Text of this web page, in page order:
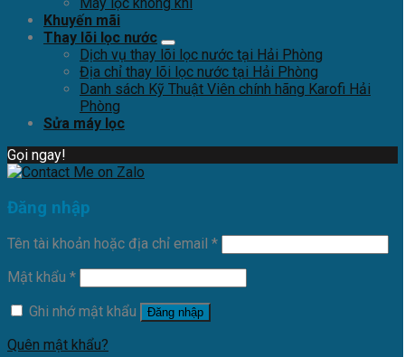
Khuyến mãi
Thay lõi lọc nước
Dịch vụ thay lõi lọc nước tại Hải Phòng
Địa chỉ thay lõi lọc nước tại Hải Phòng
Danh sách Kỹ Thuật Viên chính hãng Karofi Hải
Phòng
Sửa máy lọc
Gọi ngay!
Đăng nhập
Tên tài khoản hoặc địa chỉ email *
Mật khẩu *
Ghi nhớ mật khẩu
Đăng nhập
Quên mật khẩu?